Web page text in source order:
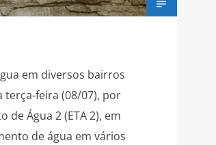
em diversos bairros
terça-feira (08/07), por
Água 2 (ETA 2), em
de água em vários